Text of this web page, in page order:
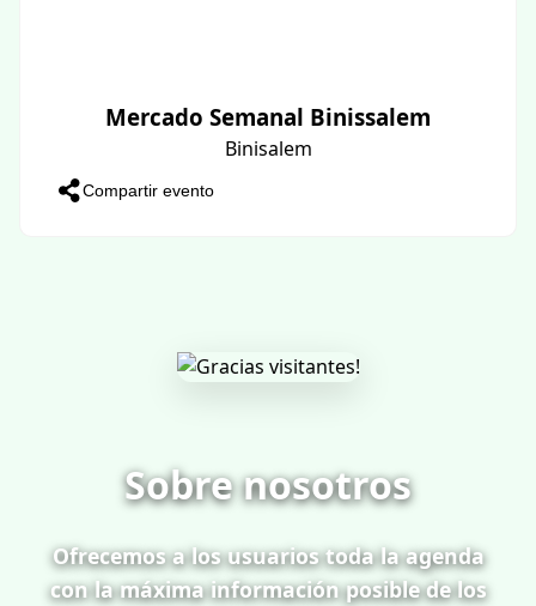
Mercado Semanal Binissalem
Binisalem
Compartir evento
Sobre nosotros
Ofrecemos a los usuarios toda la agenda
con la máxima información posible de los